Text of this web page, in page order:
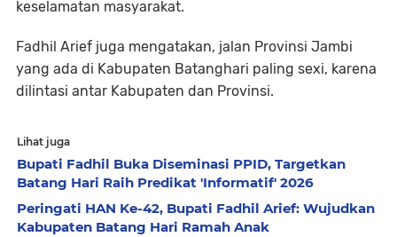
keselamatan masyarakat.
Fadhil Arief juga mengatakan, jalan Provinsi Jambi
yang ada di Kabupaten Batanghari paling sexi, karena
dilintasi antar Kabupaten dan Provinsi.
Lihat juga
Bupati Fadhil Buka Diseminasi PPID, Targetkan
Batang Hari Raih Predikat 'Informatif' 2026
Peringati HAN Ke-42, Bupati Fadhil Arief: Wujudkan
Kabupaten Batang Hari Ramah Anak